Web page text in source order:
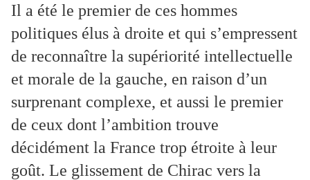
Il a été le premier de ces hommes
politiques élus à droite et qui s’empressent
de reconnaître la supériorité intellectuelle
et morale de la gauche, en raison d’un
surprenant complexe, et aussi le premier
de ceux dont l’ambition trouve
décidément la France trop étroite à leur
goût. Le glissement de Chirac vers la